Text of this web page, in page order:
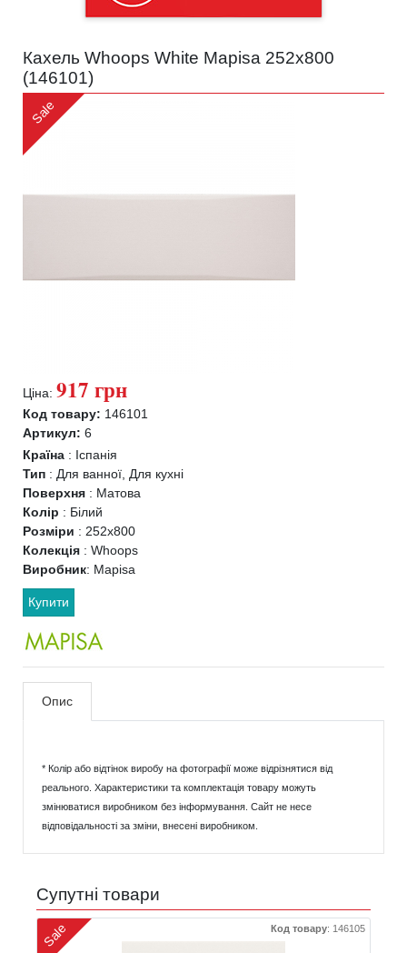
Кахель Whoops White Mapisa 252х800
(146101)
Sale
Ціна: 917 грн
Код товару: 146101
Артикул: 6
Країна : Іспанія
Тип : Для ванної, Для кухні
Поверхня : Матова
Колір : Білий
Розміри : 252х800
Колекція : Whoops
Виробник: Mapisa
Купити
Опис
* Колір або відтінок виробу на фотографії може відрізнятися від
реального. Характеристики та комплектація товару можуть
змінюватися виробником без інформування. Сайт не несе
відповідальності за зміни, внесені виробником.
Супутні товари
Sale Код товару: 146105